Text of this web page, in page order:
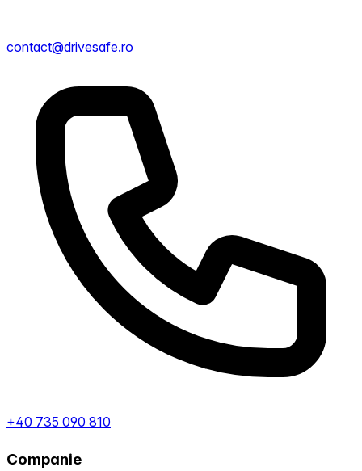
contact@drivesafe.ro
+40 735 090 810
Companie